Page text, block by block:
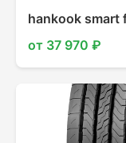
hankook smart
от 37 970 ₽